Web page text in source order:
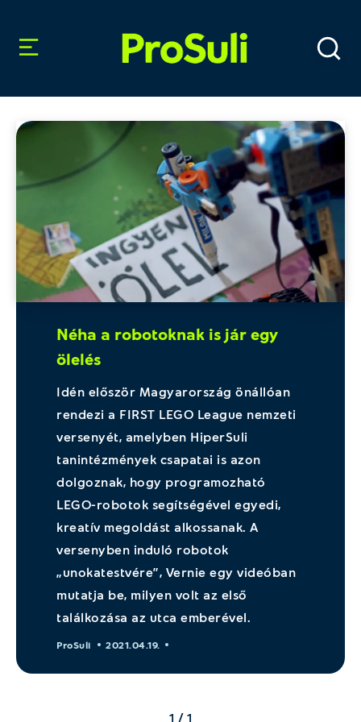
Néha a robotoknak is jár egy
ölelés
Idén először Magyarország önállóan
rendezi a FIRST LEGO League nemzeti
versenyét, amelyben HiperSuli
tanintézmények csapatai is azon
dolgoznak, hogy programozható
LEGO-robotok segítségével egyedi,
kreatív megoldást alkossanak. A
versenyben induló robotok
„unokatestvére”, Vernie egy videóban
mutatja be, milyen volt az első
találkozása az utca emberével.
ProSuli 2021.04.19.
1 / 1